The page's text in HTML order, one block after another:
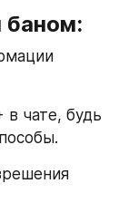
баном:
в чате, будь